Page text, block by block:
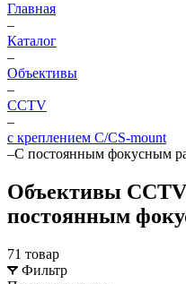
Главная
–
Каталог
–
Объективы
–
CCTV
–
с креплением C/CS-mount
–С постоянным фокусным
Объективы
постоянным
71 товар
Фильтр